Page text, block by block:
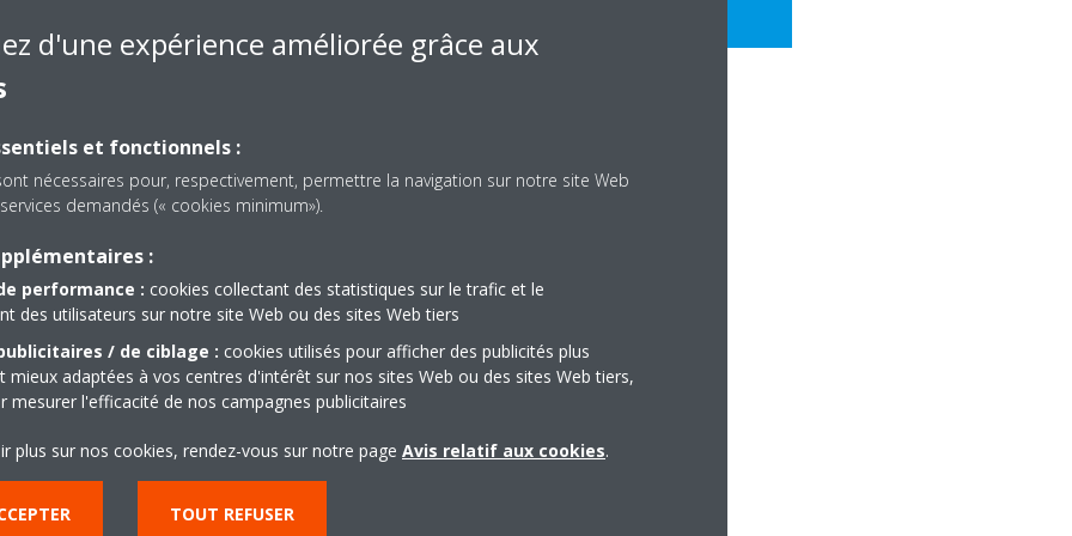
SOM, 160 RUE FADOUL
d'une expérience améliorée grâce aux
et fonctionnels :
nécessaires pour, respectivement, permettre la navigation sur notre site Web
demandés (« cookies minimum»).
:
performance : cookies collectant des statistiques sur le trafic et le
des utilisateurs sur notre site Web ou des sites Web tiers
/ de ciblage : cookies utilisés pour afficher des publicités plus
mieux adaptées à vos centres d'intérêt sur nos sites Web ou des sites Web tiers,
mesurer l'efficacité de nos campagnes publicitaires
plus sur nos cookies, rendez-vous sur notre page Avis relatif aux cookies.
TOUT REFUSER